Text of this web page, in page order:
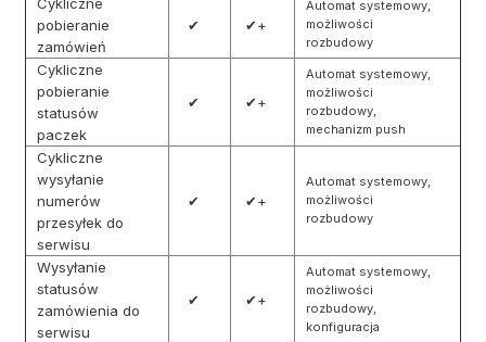
pobieranie
zamówień
✔ ✔+
Automat systemowy,
możliwości
rozbudowy
Cykliczne
pobieranie
statusów
paczek
✔ ✔+
Automat systemowy,
możliwości
rozbudowy,
mechanizm push
Cykliczne
wysyłanie
numerów
przesyłek do
serwisu
✔ ✔+
Automat systemowy,
możliwości
rozbudowy
Wysyłanie
statusów
zamówienia do
serwisu
✔ ✔+
Automat systemowy,
możliwości
rozbudowy,
konfiguracja